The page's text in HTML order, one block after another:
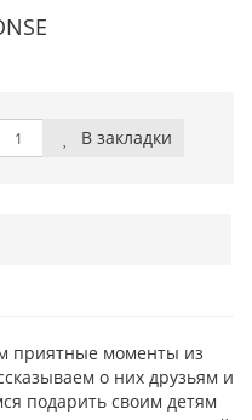
В закладки
приятные моменты из
о них друзьям и
подарить своим детям